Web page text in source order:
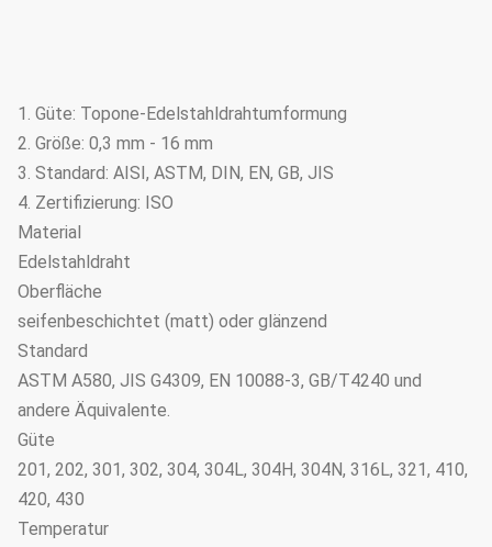
1. Güte: Topone-Edelstahldrahtumformung
2. Größe: 0,3 mm - 16 mm
3. Standard: AISI, ASTM, DIN, EN, GB, JIS
4. Zertifizierung: ISO
Material
Edelstahldraht
Oberfläche
seifenbeschichtet (matt) oder glänzend
Standard
ASTM A580, JIS G4309, EN 10088-3, GB/T4240 und
andere Äquivalente.
Güte
201, 202, 301, 302, 304, 304L, 304H, 304N, 316L, 321, 410,
420, 430
Temperatur